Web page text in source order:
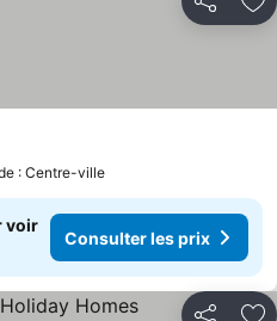
Partager
: Centre-ville
voir
Consulter les prix